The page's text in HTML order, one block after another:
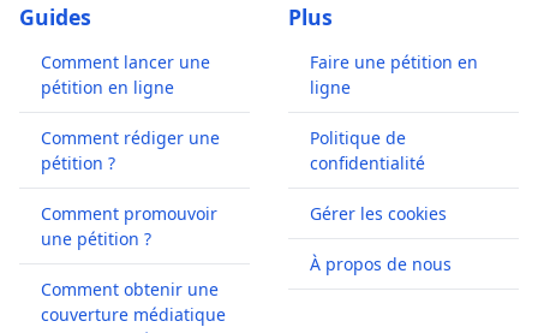
Guides
Comment lancer une
pétition en ligne
Comment rédiger une
pétition ?
Comment promouvoir
une pétition ?
Comment obtenir une
couverture médiatique
Plus
Faire une pétition en
ligne
Politique de
confidentialité
Gérer les cookies
À propos de nous